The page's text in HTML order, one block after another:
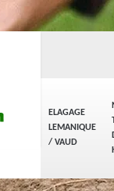
ELAGAGE
LEMANIQUE
/ VAUD